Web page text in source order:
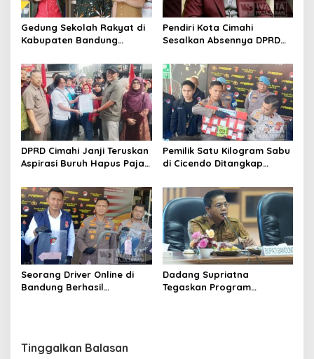
Gedung Sekolah Rakyat di
Kabupaten Bandung
Siap Tampung Dua Ribu
Siswa
Pendiri Kota Cimahi
Sesalkan Absennya DPRD
Rebranding RSUD Cibabat
DPRD Cimahi Janji Teruskan
Aspirasi Buruh Hapus Pajak
dan DPR
Pemilik Satu Kilogram Sabu
di Cicendo Ditangkap
Seorang Driver Online di
Bandung Berhasil
Dadang Supriatna
Tegaskan Program
Tinggalkan Balasan